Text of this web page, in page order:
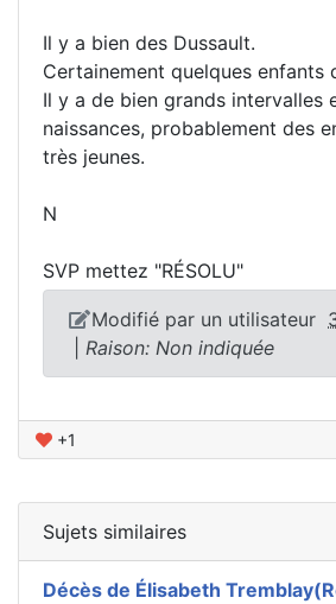
Il y a bien des Dussault.
Certainement quelques enfants
Il y a de bien grands intervalles
naissances, probablement des
très jeunes.
N
SVP mettez "RÉSOLU"
Modifié par un utilisateur
Raison: Non indiquée
+1
Sujets similaires
Décès de Élisabeth